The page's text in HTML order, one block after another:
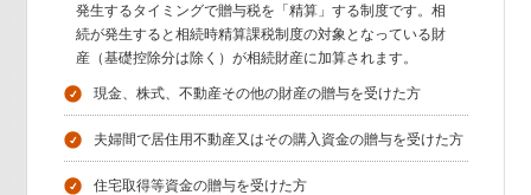
発生するタイミングで贈与税を「精算」する制度です。相
続が発生すると相続時精算課税制度の対象となっている財
産（基礎控除分は除く）が相続財産に加算されます。
現金、株式、不動産その他の財産の贈与を受けた方
夫婦間で居住用不動産又はその購入資金の贈与を受けた方
住宅取得等資金の贈与を受けた方